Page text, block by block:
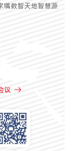
嘴数智天地智慧源
议